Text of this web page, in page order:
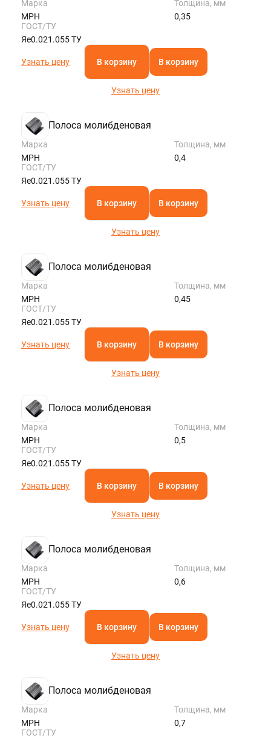
Марка
МРН
Толщина, мм
0,35
ГОСТ/ТУ
Яе0.021.055 ТУ
Узнать цену В корзину В корзину
Узнать цену
Полоса молибденовая
Марка
МРН
Толщина, мм
0,4
ГОСТ/ТУ
Яе0.021.055 ТУ
Узнать цену В корзину В корзину
Узнать цену
Полоса молибденовая
Марка
МРН
Толщина, мм
0,45
ГОСТ/ТУ
Яе0.021.055 ТУ
Узнать цену В корзину В корзину
Узнать цену
Полоса молибденовая
Марка
МРН
Толщина, мм
0,5
ГОСТ/ТУ
Яе0.021.055 ТУ
Узнать цену В корзину В корзину
Узнать цену
Полоса молибденовая
Марка
МРН
Толщина, мм
0,6
ГОСТ/ТУ
Яе0.021.055 ТУ
Узнать цену В корзину В корзину
Узнать цену
Полоса молибденовая
Марка
МРН
Толщина, мм
0,7
ГОСТ/ТУ